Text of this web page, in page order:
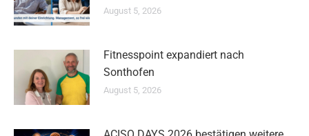
August 5, 2026
Fitnesspoint expandiert nach
Sonthofen
August 5, 2026